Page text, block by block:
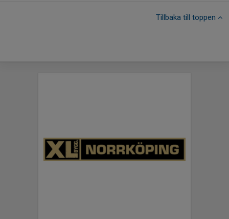
Tillbaka till toppen